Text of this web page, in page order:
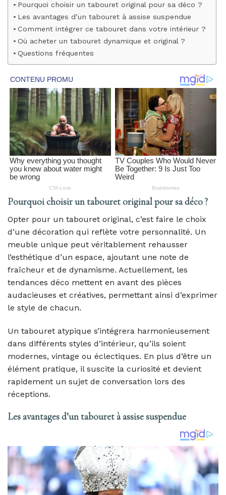
Pourquoi choisir un tabouret original pour sa déco ?
Les avantages d’un tabouret à assise suspendue
Comment intégrer ce tabouret dans votre intérieur ?
Où acheter un tabouret dynamique et original ?
Questions fréquentes
Pourquoi choisir un tabouret original pour sa déco ?
Opter pour un tabouret original, c’est faire le choix
d’une décoration qui reflète votre personnalité. Un
meuble unique peut véritablement rehausser
l’esthétique d’un espace, ajoutant une note de
fraîcheur et de dynamisme. Actuellement, les
tendances déco mettent en avant des pièces
audacieuses et créatives, permettant ainsi d’exprimer
le style de chacun.
Un tabouret atypique s’intégrera harmonieusement
dans différents styles d’intérieur, qu’ils soient
modernes, vintage ou éclectiques. En plus d’être un
élément pratique, il suscite la curiosité et devient
rapidement un sujet de conversation lors des
réceptions.
Les avantages d’un tabouret à assise suspendue